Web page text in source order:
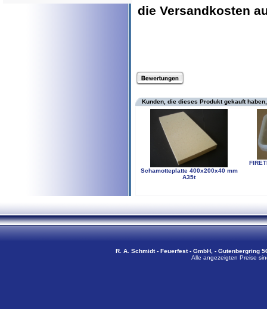
die Versandkosten
Kunden, die dieses Produkt gekauft
Schamotteplatte 400x200x40 mm
A35t
R. A. Schmidt - Feuerfest - GmbH, - Gutenbergring
Alle angezeigten Preise